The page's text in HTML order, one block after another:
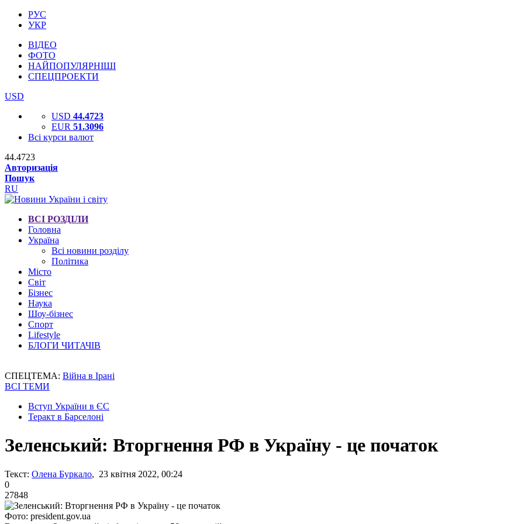
РУС
УКР
ВІДЕО
ФОТО
НАЙПОПУЛЯРНІШІ
СПЕЦПРОЕКТИ
USD
USD 44.4723
EUR 51.3096
Всі курси валют
44.4723
Авторизація
Пошук
RU
ВСІ РОЗДІЛИ
Головна
Україна
Всі новини розділу
Політика
Місто
Світ
Бізнес
Наука
Шоу-бізнес
Спорт
Lifestyle
БЛОГИ ЧИТАЧІВ
СПЕЦТЕМА: Війна в Ірані
ВСІ ТЕМИ
Вступ України в ЄС
Теракт в Барселоні
Зеленський: Вторгнення РФ в Україну - це початок
Текст: Олена Буркало, 23 квітня 2022, 00:24
0
27848
Фото: president.gov.ua